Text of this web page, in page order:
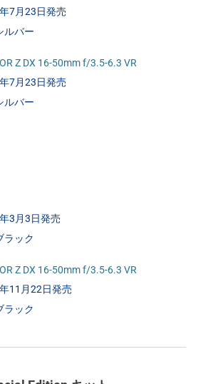
7月23日発売
ルバー
Z DX 16-50mm f/3.5-6.3 VR
7月23日発売
ルバー
3月3日発売
ラック
Z DX 16-50mm f/3.5-6.3 VR
11月22日発売
ラック